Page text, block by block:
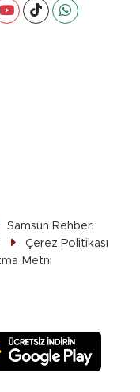
Samsun Rehberi
Çerez Politikası
Metni